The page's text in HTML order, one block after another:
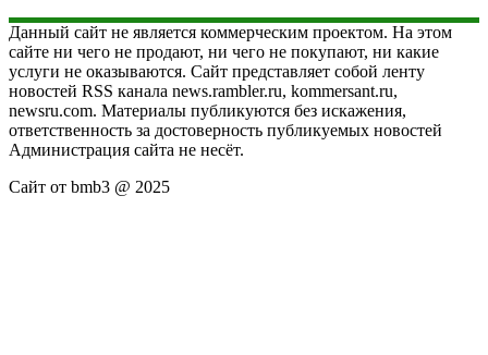
Данный сайт не является коммерческим проектом. На этом
сайте ни чего не продают, ни чего не покупают, ни какие
услуги не оказываются. Сайт представляет собой ленту
новостей RSS канала news.rambler.ru, kommersant.ru,
newsru.com. Материалы публикуются без искажения,
ответственность за достоверность публикуемых новостей
Администрация сайта не несёт.
Сайт от bmb3 @ 2025